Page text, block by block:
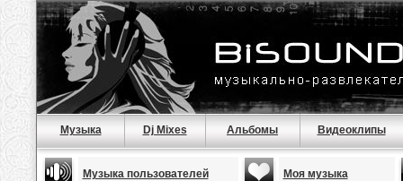
Музыка Dj Mixes Альбомы Видеоклипы
Музыка пользователей Моя музыка